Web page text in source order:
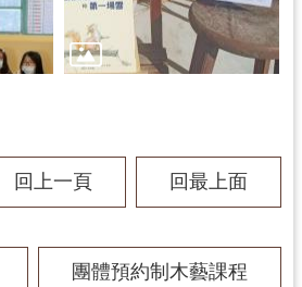
回上一頁 回最上面
團體預約制木藝課程